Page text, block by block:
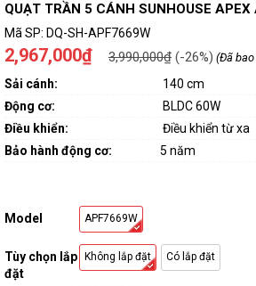
QUẠT TRẦN 5 CÁNH SUNHOUSE
Mã SP: DQ-SH-APF7669W
2,967,000₫ 3,990,000₫ (-26%) (Đã bao
Sải cánh:
140 cm
Động cơ:
BLDC 60W
Điều khiển:
Điều khiển từ xa
Bảo hành động cơ:
5 năm
Model APF7669W
Tùy chọn lắp
đặt
Không lắp đặt Có lắp đặt